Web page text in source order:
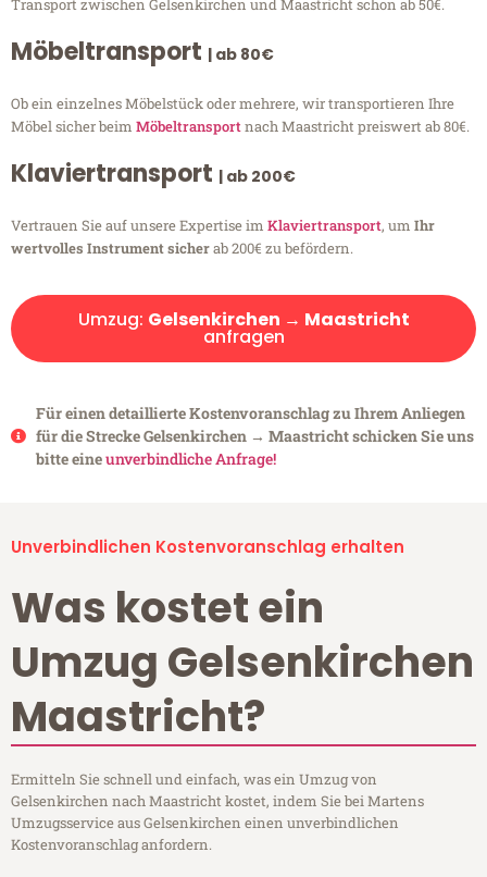
Transport zwischen Gelsenkirchen und Maastricht schon ab 50€.
Möbeltransport | ab 80€
Ob ein einzelnes Möbelstück oder mehrere, wir transportieren Ihre
Möbel sicher beim Möbeltransportnach Maastricht preiswert ab 80€.
Klaviertransport | ab 200€
Vertrauen Sie auf unsere Expertise im Klaviertransport, um Ihr
wertvolles Instrument sicherab 200€ zu befördern.
Umzug: Gelsenkirchen → Maastricht
anfragen
Für einen detaillierte Kostenvoranschlag zu Ihrem Anliegen
für die Strecke Gelsenkirchen → Maastricht schicken Sie uns
bitte eineunverbindliche Anfrage!
Unverbindlichen Kostenvoranschlag erhalten
Was kostet ein
Umzug Gelsenkirchen
Maastricht?
Ermitteln Sie schnell und einfach, was ein Umzug von
Gelsenkirchen nach Maastricht kostet, indem Sie bei Martens
Umzugsservice aus Gelsenkirchen einen unverbindlichen
Kostenvoranschlag anfordern.